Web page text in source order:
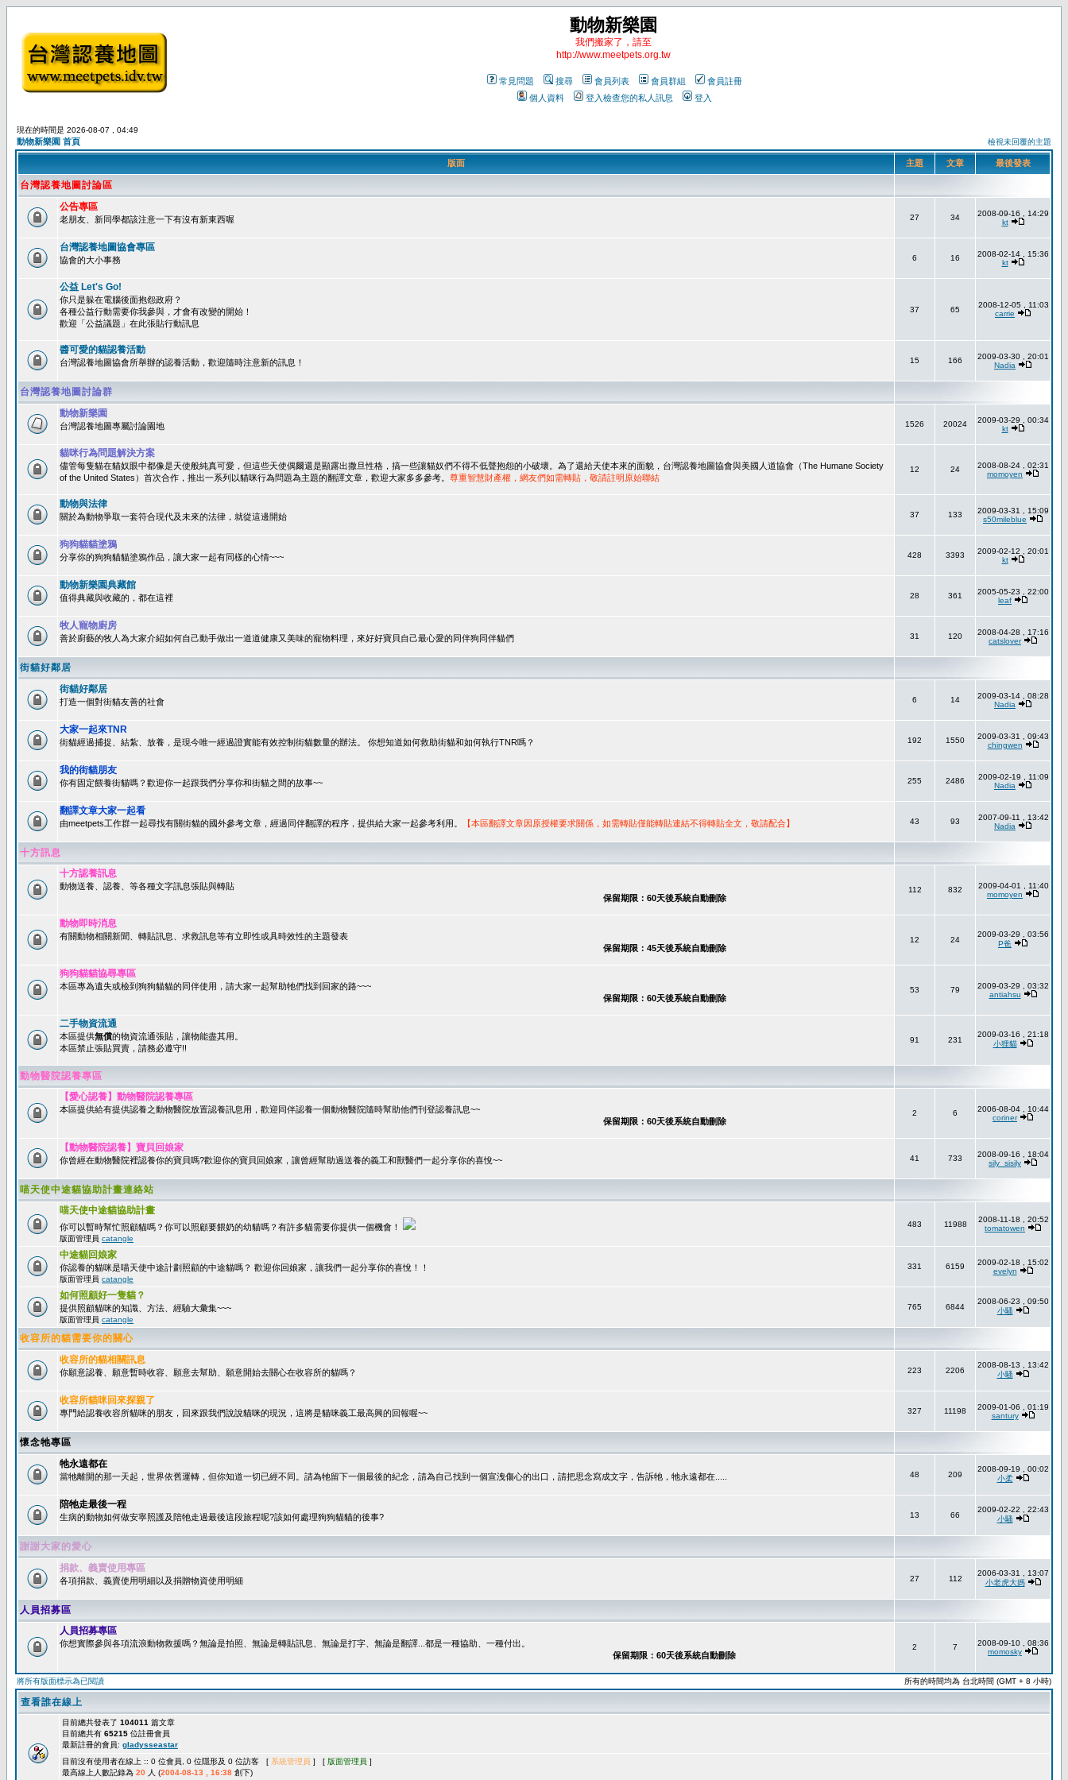
動物新樂園
我們搬家了，請至
http://www.meetpets.org.tw
常見問題 搜尋 會員列表 會員群組
會員註冊
個人資料
登入檢查您的私人訊息 登入
現在的時間是 2026-08-07 , 04:49
動物新樂園 首頁 檢視未回覆的主題
版面 主題 文章 最後發表
台灣認養地圖討論區
公告專區
老朋友、新同學都該注意一下有沒有新東西喔 27 34
2008-09-16 , 14:29
kt
台灣認養地圖協會專區
協會的大小事務 6 16
2008-02-14 , 15:36
kt
公益 Let's Go!
你只是躲在電腦後面抱怨政府？
各種公益行動需要你我參與，才會有改變的開始！
歡迎「公益議題」在此張貼行動訊息
37 65
2008-12-05 , 11:03
carrie
醬可愛的貓認養活動
台灣認養地圖協會所舉辦的認養活動，歡迎隨時注意新的訊息！ 15 166
2009-03-30 , 20:01
Nadia
台灣認養地圖討論群
動物新樂園
台灣認養地圖專屬討論園地 1526 20024
2009-03-29 , 00:34
kt
貓咪行為問題解決方案
儘管每隻貓在貓奴眼中都像是天使般純真可愛，但這些天使偶爾還是顯露出撒旦性格，搞一些讓貓奴們不得不低聲抱怨的小破壞。為了還給天使本來的面貌，台灣認養地圖協會與美國人道協會（The Humane Society
of the United States）首次合作，推出一系列以貓咪行為問題為主題的翻譯文章，歡迎大家多多參考。 尊重智慧財產權，網友們如需轉貼，敬請註明原始聯結
12 24
2008-08-24 , 02:31
momoyen
動物與法律
關於為動物爭取一套符合現代及未來的法律，就從這邊開始 37 133
2009-03-31 , 15:09
s50mileblue
狗狗貓貓塗鴉
分享你的狗狗貓貓塗鴉作品，讓大家一起有同樣的心情~~~ 428 3393
2009-02-12 , 20:01
kt
動物新樂園典藏館
值得典藏與收藏的，都在這裡 28 361
2005-05-23 , 22:00
leaf
牧人寵物廚房
善於廚藝的牧人為大家介紹如何自己動手做出一道道健康又美味的寵物料理，來好好寶貝自己最心愛的同伴狗同伴貓們 31 120
2008-04-28 , 17:16
catslover
街貓好鄰居
街貓好鄰居
打造一個對街貓友善的社會 6 14
2009-03-14 , 08:28
Nadia
大家一起來TNR
街貓經過捕捉、結紮、放養，是現今唯一經過證實能有效控制街貓數量的辦法。 你想知道如何救助街貓和如何執行TNR嗎？ 192 1550
2009-03-31 , 09:43
chingwen
我的街貓朋友
你有固定餵養街貓嗎？歡迎你一起跟我們分享你和街貓之間的故事~~ 255 2486
2009-02-19 , 11:09
Nadia
翻譯文章大家一起看
由meetpets工作群一起尋找有關街貓的國外參考文章，經過同伴翻譯的程序，提供給大家一起參考利用。 【本區翻譯文章因原授權要求關係，如需轉貼僅能轉貼連結不得轉貼全文，敬請配合】 43 93
2007-09-11 , 13:42
Nadia
十方訊息
十方認養訊息
動物送養、認養、等各種文字訊息張貼與轉貼
保留期限：60天後系統自動刪除
112 832
2009-04-01 , 11:40
momoyen
動物即時消息
有關動物相關新聞、轉貼訊息、求救訊息等有立即性或具時效性的主題發表
保留期限：45天後系統自動刪除
12 24
2009-03-29 , 03:56
P爸
狗狗貓貓協尋專區
本區專為遺失或檢到狗狗貓貓的同伴使用，請大家一起幫助牠們找到回家的路~~~
保留期限：60天後系統自動刪除
53 79
2009-03-29 , 03:32
antiahsu
二手物資流通
本區提供無償的物資流通張貼，讓物能盡其用。
本區禁止張貼買賣，請務必遵守!!
91 231
2009-03-16 , 21:18
小狸貓
動物醫院認養專區
【愛心認養】動物醫院認養專區
本區提供給有提供認養之動物醫院放置認養訊息用，歡迎同伴認養一個動物醫院隨時幫助他們刊登認養訊息~~
保留期限：60天後系統自動刪除
2 6
2006-08-04 , 10:44
coriner
【動物醫院認養】寶貝回娘家
你曾經在動物醫院裡認養你的寶貝嗎?歡迎你的寶貝回娘家，讓曾經幫助過送養的義工和獸醫們一起分享你的喜悅~~ 41 733
2008-09-16 , 18:04
sily_sisily
喵天使中途貓協助計畫連絡站
喵天使中途貓協助計畫
你可以暫時幫忙照顧貓嗎？你可以照顧要餵奶的幼貓嗎？有許多貓需要你提供一個機會！
版面管理員 catangle
483 11988
2008-11-18 , 20:52
tomatowen
中途貓回娘家
你認養的貓咪是喵天使中途計劃照顧的中途貓嗎？ 歡迎你回娘家，讓我們一起分享你的喜悅！！
版面管理員 catangle
331 6159
2009-02-18 , 15:02
evelyn
如何照顧好一隻貓？
提供照顧貓咪的知識、方法、經驗大彙集~~~
版面管理員 catangle
765 6844
2008-06-23 , 09:50
小騷
收容所的貓需要你的關心
收容所的貓相關訊息
你願意認養、願意暫時收容、願意去幫助、願意開始去關心在收容所的貓嗎？ 223 2206
2008-08-13 , 13:42
小騷
收容所貓咪回來探親了
專門給認養收容所貓咪的朋友，回來跟我們說說貓咪的現況，這將是貓咪義工最高興的回報喔~~ 327 11198
2009-01-06 , 01:19
santury
懷念牠專區
牠永遠都在
當牠離開的那一天起，世界依舊運轉，但你知道一切已經不同。請為牠留下一個最後的紀念，請為自己找到一個宣洩傷心的出口，請把思念寫成文字，告訴牠，牠永遠都在..... 48 209
2008-09-19 , 00:02
小柔
陪牠走最後一程
生病的動物如何做安寧照護及陪牠走過最後這段旅程呢?該如何處理狗狗貓貓的後事? 13 66
2009-02-22 , 22:43
小騷
謝謝大家的愛心
捐款、義賣使用專區
各項捐款、義賣使用明細以及捐贈物資使用明細 27 112
2006-03-31 , 13:07
小老虎大媽
人員招募區
人員招募專區
你想實際參與各項流浪動物救援嗎？無論是拍照、無論是轉貼訊息、無論是打字、無論是翻譯...都是一種協助、一種付出。
保留期限：60天後系統自動刪除
2 7
2008-09-10 , 08:36
momosky
將所有版面標示為已閱讀 所有的時間均為 台北時間 (GMT + 8 小時)
查看誰在線上
目前總共發表了 104011 篇文章
目前總共有 65215 位註冊會員
最新註冊的會員: gladysseastar
目前沒有使用者在線上 :: 0 位會員, 0 位隱形及 0 位訪客 [ 系統管理員 ] [ 版面管理員 ]
最高線上人數記錄為 20 人 (2004-08-13 , 16:38 創下)